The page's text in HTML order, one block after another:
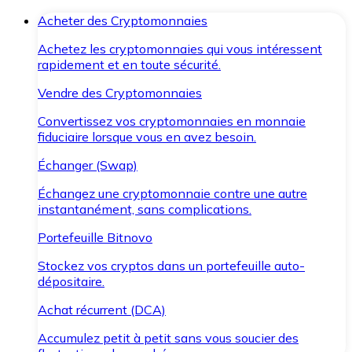
Acheter des Cryptomonnaies
Achetez les cryptomonnaies qui vous intéressent
rapidement et en toute sécurité.
Vendre des Cryptomonnaies
Convertissez vos cryptomonnaies en monnaie
fiduciaire lorsque vous en avez besoin.
Échanger (Swap)
Échangez une cryptomonnaie contre une autre
instantanément, sans complications.
Portefeuille Bitnovo
Stockez vos cryptos dans un portefeuille auto-
dépositaire.
Achat récurrent (DCA)
Accumulez petit à petit sans vous soucier des